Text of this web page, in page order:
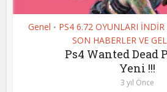
Genel • PS4 6.72 OYUNLARI İNDİR
SON HABERLER VE
Ps4 Wanted Dead
Yeni !!!
3 yıl Önce